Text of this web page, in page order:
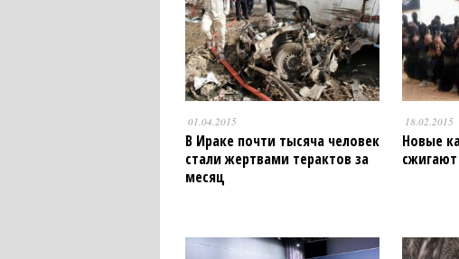
01.04.2015
В Ираке почти тысяча человек
стали жертвами терактов за
месяц
18.02.2015
Новые